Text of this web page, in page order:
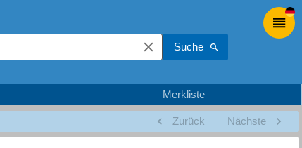
Suche
Merkliste
Zurück Nächste